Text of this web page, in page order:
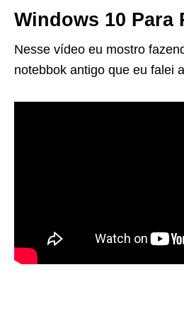
Windows 10 Para
Nesse vídeo eu mostro
notebbok antigo que eu falei